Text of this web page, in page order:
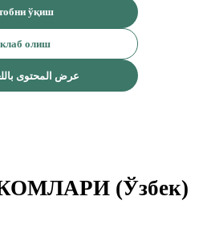
ўқиш
олиш
عرض المحتوى
(Ўзбек)